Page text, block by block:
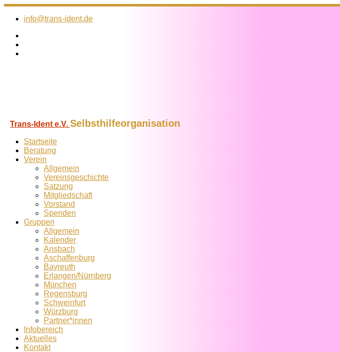
Zum
Inhalt
info@trans-ident.de
Trans-Ident e.V. Selbsthilfeorganisation
Startseite
Beratung
Verein
Allgemein
Vereins­geschichte
Satzung
Mitglied­schaft
Vorstand
Spenden
Gruppen
Allgemein
Kalender
Ansbach
Aschaffenburg
Bayreuth
Erlangen/Nürnberg
München
Regensburg
Schweinfurt
Würzburg
Partner*innen
Infobereich
Aktuelles
Kontakt